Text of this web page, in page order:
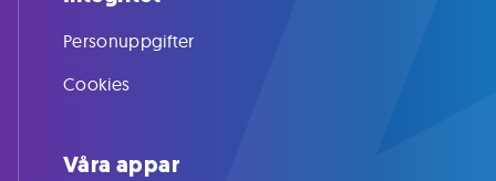
Personuppgifter
Cookies
Våra appar